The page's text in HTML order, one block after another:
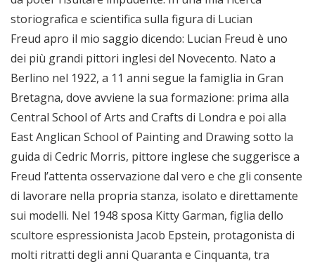
storiografica e scientifica sulla figura di Lucian
Freud apro il mio saggio dicendo: Lucian Freud è uno
dei più grandi pittori inglesi del Novecento. Nato a
Berlino nel 1922, a 11 anni segue la famiglia in Gran
Bretagna, dove avviene la sua formazione: prima alla
Central School of Arts and Crafts di Londra e poi alla
East Anglican School of Painting and Drawing sotto la
guida di Cedric Morris, pittore inglese che suggerisce a
Freud l’attenta osservazione dal vero e che gli consente
di lavorare nella propria stanza, isolato e direttamente
sui modelli. Nel 1948 sposa Kitty Garman, figlia dello
scultore espressionista Jacob Epstein, protagonista di
molti ritratti degli anni Quaranta e Cinquanta, tra